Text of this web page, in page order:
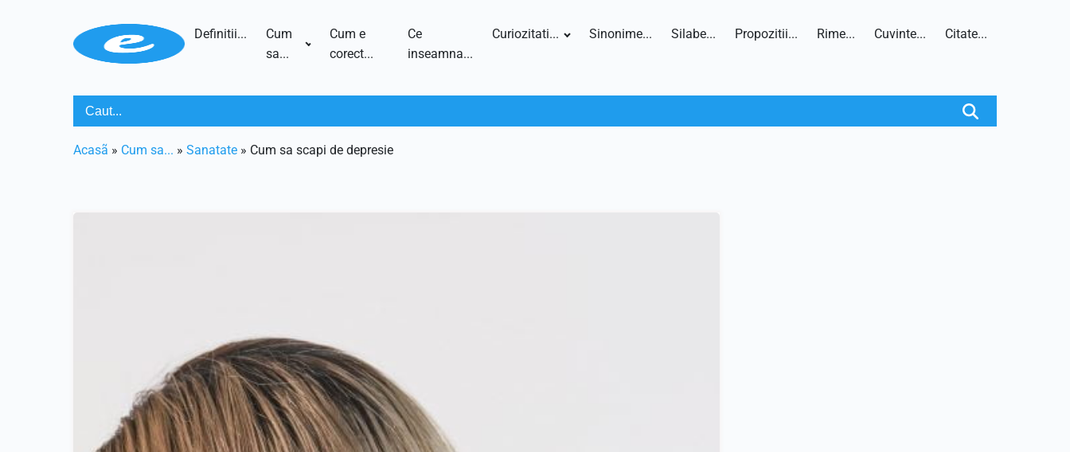
Definitii...
Cum
sa...
Cum e
corect...
Ce
inseamna...
Curiozitati... Sinonime... Silabe... Propozitii... Rime... Cuvinte... Citate...
Acasã » Cum sa... » Sanatate » Cum sa scapi de depresie